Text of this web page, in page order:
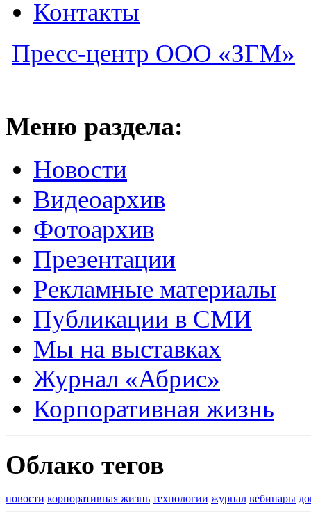
Контакты
Пресс-центр ООО «ЗГМ»
Меню раздела:
Новости
Видеоархив
Фотоархив
Презентации
Рекламные материалы
Публикации в СМИ
Мы на выставках
Журнал «Абрис»
Корпоративная жизнь
Облако тегов
новости корпоративная жизнь технологии журнал вебинары